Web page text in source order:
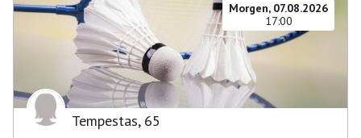
Morgen, 07.08.2026
17:00
Tempestas, 65